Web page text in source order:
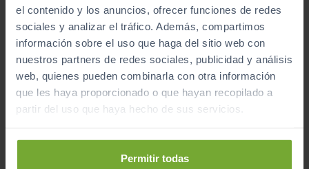
el contenido y los anuncios, ofrecer funciones de redes
sociales y analizar el tráfico. Además, compartimos
información sobre el uso que haga del sitio web con
nuestros partners de redes sociales, publicidad y análisis
web, quienes pueden combinarla con otra información
que les haya proporcionado o que hayan recopilado a
partir del uso que haya hecho de sus servicios.
Permitir todas
- 3.000€
SEAT LEON
SP 2.0 TDI 110KW DSG S&S FR XS
26.990
23.990